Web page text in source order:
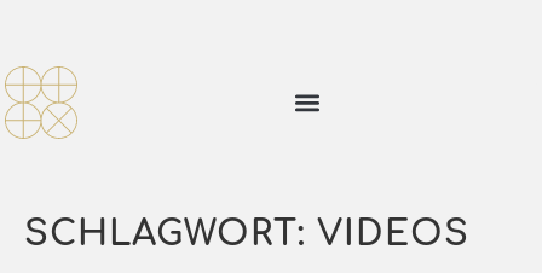
SCHLAGWORT: VIDEOS